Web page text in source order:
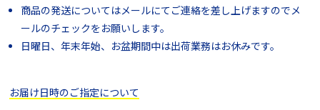
商品の発送についてはメールにてご連絡を差し上げますのでメ
ールのチェックをお願いします。
日曜日、年末年始、お盆期間中は出荷業務はお休みです。
お届け日時のご指定について